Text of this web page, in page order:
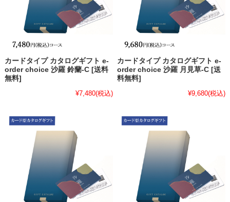
カードタイプ カタログギフト e-
order choice 沙羅 鈴蘭-C [送料
無料]
¥7,480(税込)
カードタイプ カタログギフト e-
order choice 沙羅 月見草-C [送
料無料]
¥9,680(税込)